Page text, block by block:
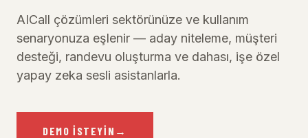
AICall çözümleri sektörünüze ve kullanım
senaryonuza eşlenir — aday niteleme, müşteri
desteği, randevu oluşturma ve dahası, işe özel
yapay zeka sesli asistanlarla.
DEMO İSTEYIN →